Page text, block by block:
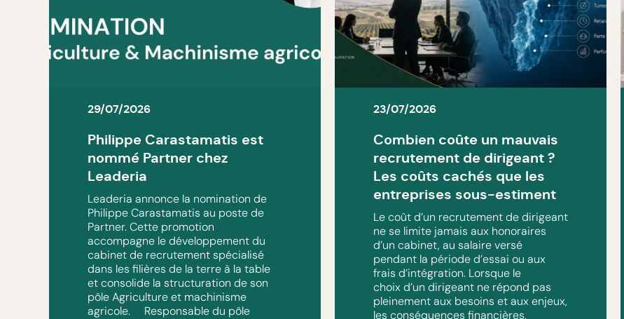
29/07/2026
Philippe Carastamatis est
nommé Partner chez
Leaderia
Leaderia annonce la nomination de
Philippe Carastamatis au poste de
Partner. Cette promotion
accompagne le développement du
cabinet de recrutement spécialisé
dans les filières de la terre à la table
et consolide la structuration de son
pôle Agriculture et machinisme
agricole. Responsable du pôle
23/07/2026
Combien coûte un mauvais
recrutement de dirigeant ?
Les coûts cachés que les
entreprises sous-estiment
Le coût d’un recrutement de dirigeant
ne se limite jamais aux honoraires
d’un cabinet, au salaire versé
pendant la période d’essai ou aux
frais d’intégration. Lorsque le
choix d’un dirigeant ne répond pas
pleinement aux besoins et aux enjeux,
les conséquences financières,